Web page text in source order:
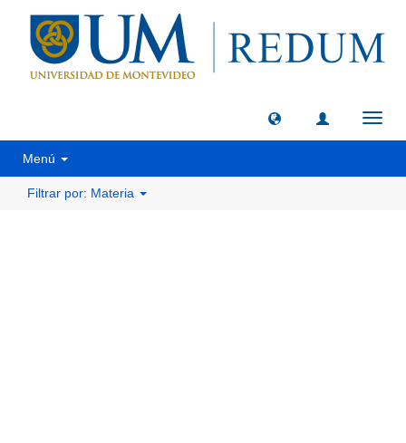
Menú
Filtrar por: Materia